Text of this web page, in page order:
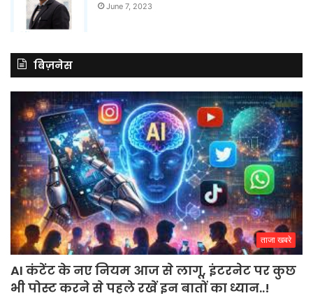
June 7, 2023
बिज़नेस
ताजा खबरे
AI कंटेंट के नए नियम आज से लागू, इंटरनेट पर कुछ
भी पोस्ट करने से पहले रखें इन बातों का ध्यान..!